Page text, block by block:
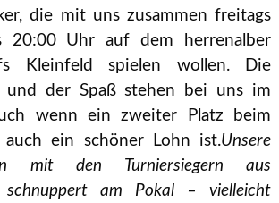
die mit uns zusammen freitags
20:00 Uhr auf dem herrenalber
Kleinfeld spielen wollen. Die
und der Spaß stehen bei uns im
wenn ein zweiter Platz beim
auch ein schöner Lohn ist.Unsere
mit den Turniersiegern aus
schnuppert am Pokal – vielleicht